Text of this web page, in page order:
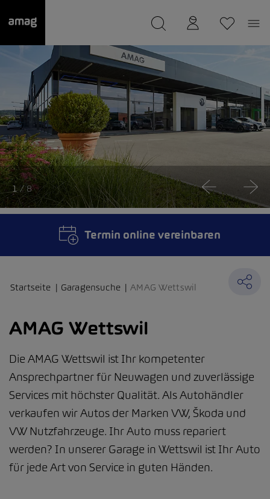
wurde als Ihre Garage gespeichert.
Startseite Garagensuche AMAG Wettswil
AMAG Wettswil
Die AMAG Wettswil ist Ihr kompetenter
Ansprechpartner für Neuwagen und zuverlässige
Services mit höchster Qualität. Als Autohändler
verkaufen wir Autos der Marken VW, Škoda und
VW Nutzfahrzeuge. Ihr Auto muss repariert
werden? In unserer Garage in Wettswil ist Ihr Auto
für jede Art von Service in guten Händen.
1 / 8
Termin online vereinbaren